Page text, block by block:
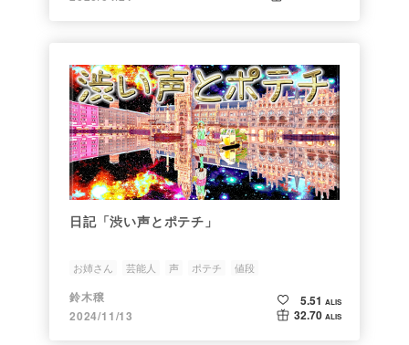
日記「渋い声とポテチ」
お姉さん 芸能人 声 ポテチ 値段
鈴木穣
2024/11/13
5.51 ALIS
32.70 ALIS